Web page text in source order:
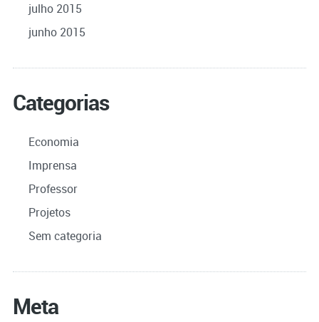
julho 2015
junho 2015
Categorias
Economia
Imprensa
Professor
Projetos
Sem categoria
Meta